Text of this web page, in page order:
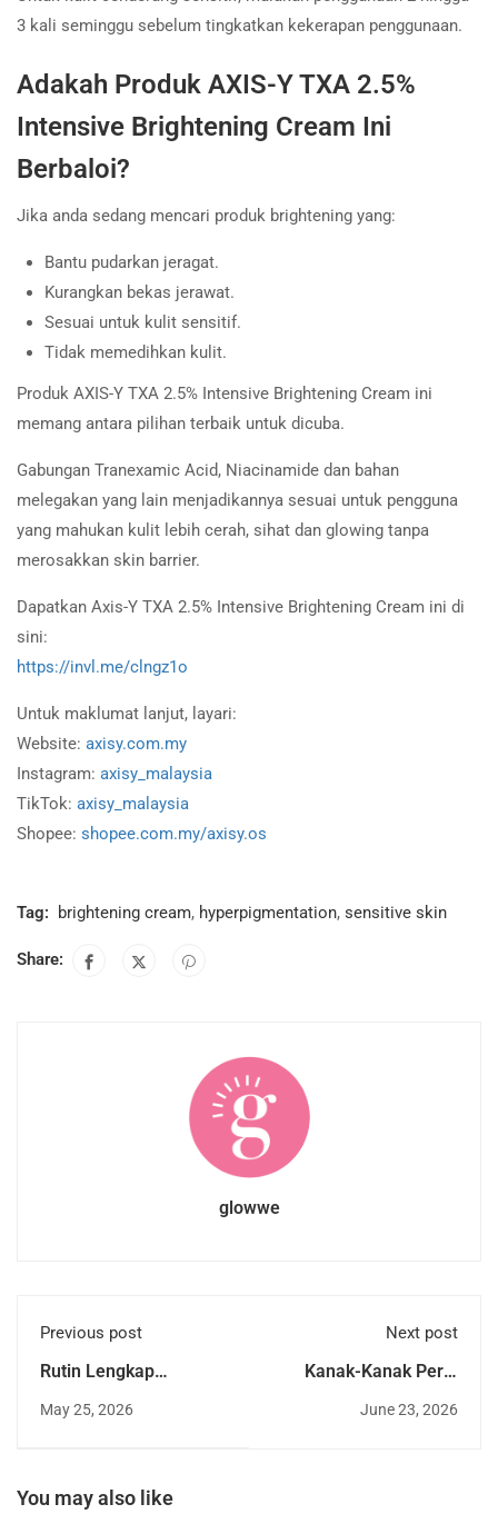
3 kali seminggu sebelum tingkatkan kekerapan penggunaan.
Adakah Produk AXIS-Y TXA 2.5%
Intensive Brightening Cream Ini
Berbaloi?
Jika anda sedang mencari produk brightening yang:
Bantu pudarkan jeragat.
Kurangkan bekas jerawat.
Sesuai untuk kulit sensitif.
Tidak memedihkan kulit.
Produk AXIS-Y TXA 2.5% Intensive Brightening Cream ini
memang antara pilihan terbaik untuk dicuba.
Gabungan Tranexamic Acid, Niacinamide dan bahan
melegakan yang lain menjadikannya sesuai untuk pengguna
yang mahukan kulit lebih cerah, sihat dan glowing tanpa
merosakkan skin barrier.
Dapatkan Axis-Y TXA 2.5% Intensive Brightening Cream ini di
sini:
https://invl.me/clngz1o
Untuk maklumat lanjut, layari:
Website: axisy.com.my
Instagram: axisy_malaysia
TikTok: axisy_malaysia
Shopee: shopee.com.my/axisy.os
Tag: brightening cream, hyperpigmentation, sensitive skin
Share:
glowwe
Previous post
Rutin Lengkap
Sensitif Dengan
Moist
May 25, 2026
Next post
Kanak-Kanak Perlu
Jawapan Pakar Yang
June 23, 2026
You may also like